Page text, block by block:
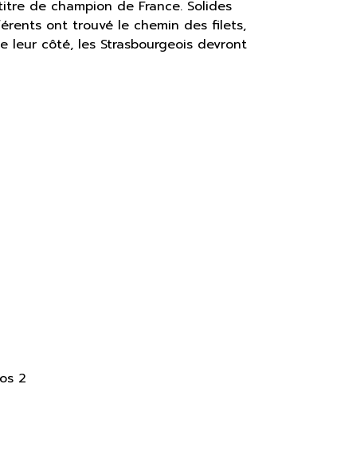
de champion de France. Solides
ont trouvé le chemin des filets,
leur côté, les Strasbourgeois devront
2